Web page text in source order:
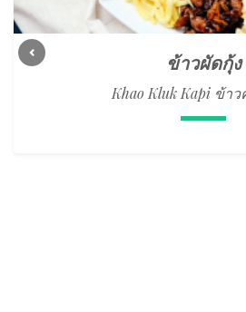
ข้าวผัดกุ้ง
Khao Kluk Kapi ข้า
Previous